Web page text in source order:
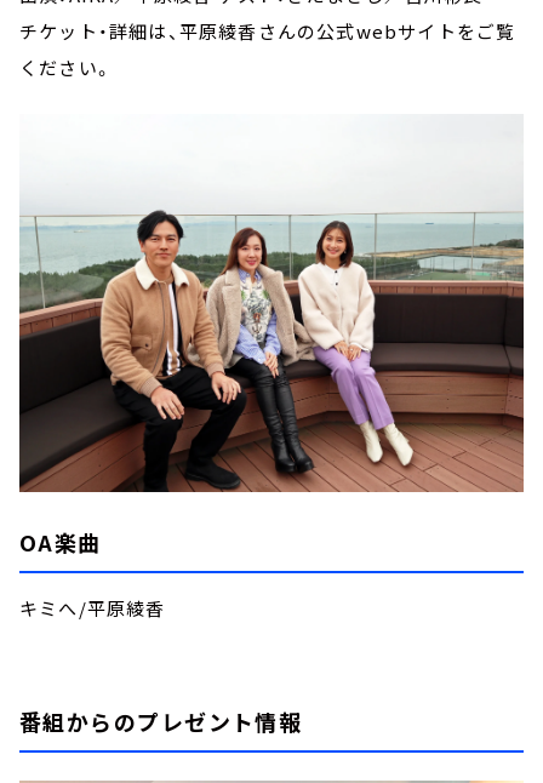
チケット・詳細は、平原綾香さんの公式webサイトをご覧
ください。
OA楽曲
キミへ/平原綾香
番組からのプレゼント情報